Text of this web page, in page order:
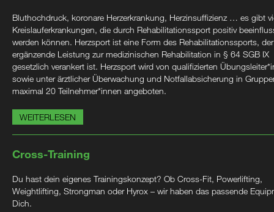
Bluthochdruck, koronare Herzerkrankung, Herzinsuffizienz … es gibt
Kreislauferkrankungen, die durch Rehabilitationssport positiv
werden können. Herzsport ist eine Form des Rehabilitationssports,
ergänzende Leistung zur medizinischen Rehabilitation in § 64 SGB IX
gesetzlich verankert ist. Herzsport wird von qualifizierten
sowie unter ärztlicher Überwachung und Notfallabsicherung in
maximal 20 Teilnehmer*innen angeboten.
WEITERLESEN
Cross-Training
Du hast dein eigenes Trainingskonzept? Ob Cross-Fit, Powerlifting,
Weightlifting, Strongman oder Hyrox – wir haben das passende
Dich.